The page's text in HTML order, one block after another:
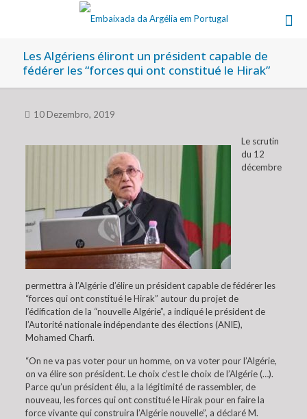
Les Algériens éliront un président capable de
fédérer les “forces qui ont constitué le Hirak”
10 Dezembro, 2019
Le scrutin
du 12
décembre
permettra à l’Algérie d’élire un président capable de fédérer les
“forces qui ont constitué le Hirak” autour du projet de
l’édification de la “nouvelle Algérie”, a indiqué le président de
l’Autorité nationale indépendante des élections (ANIE),
Mohamed Charfi.
“On ne va pas voter pour un homme, on va voter pour l’Algérie,
on va élire son président. Le choix c’est le choix de l’Algérie (…).
Parce qu’un président élu, a la légitimité de rassembler, de
nouveau, les forces qui ont constitué le Hirak pour en faire la
force vivante qui construira l’Algérie nouvelle”, a déclaré M.